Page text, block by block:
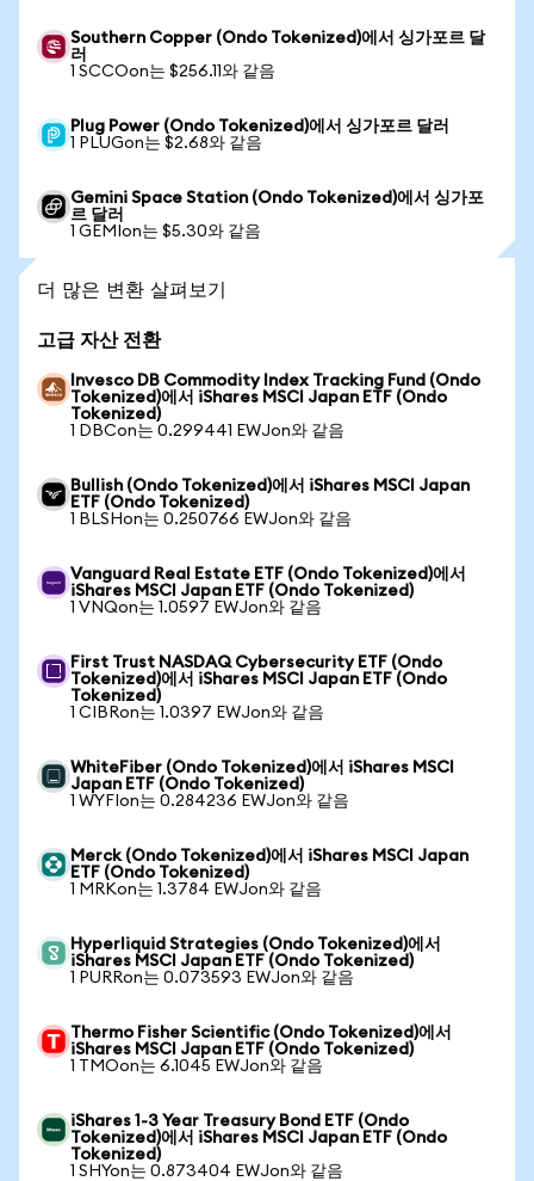
Southern Copper (Ondo Tokenized)에서 싱가포르 달
러
1 SCCOon는 $256.11와 같음
Plug Power (Ondo Tokenized)에서 싱가포르 달러
1 PLUGon는 $2.68와 같음
Gemini Space Station (Ondo Tokenized)에서 싱가포
르 달러
1 GEMIon는 $5.30와 같음
더 많은 변환 살펴보기
고급 자산 전환
Invesco DB Commodity Index Tracking Fund (Ondo
Tokenized)에서 iShares MSCI Japan ETF (Ondo
Tokenized)
1 DBCon는 0.299441 EWJon와 같음
Bullish (Ondo Tokenized)에서 iShares MSCI Japan
ETF (Ondo Tokenized)
1 BLSHon는 0.250766 EWJon와 같음
Vanguard Real Estate ETF (Ondo Tokenized)에서
iShares MSCI Japan ETF (Ondo Tokenized)
1 VNQon는 1.0597 EWJon와 같음
First Trust NASDAQ Cybersecurity ETF (Ondo
Tokenized)에서 iShares MSCI Japan ETF (Ondo
Tokenized)
1 CIBRon는 1.0397 EWJon와 같음
WhiteFiber (Ondo Tokenized)에서 iShares MSCI
Japan ETF (Ondo Tokenized)
1 WYFIon는 0.284236 EWJon와 같음
Merck (Ondo Tokenized)에서 iShares MSCI Japan
ETF (Ondo Tokenized)
1 MRKon는 1.3784 EWJon와 같음
Hyperliquid Strategies (Ondo Tokenized)에서
iShares MSCI Japan ETF (Ondo Tokenized)
1 PURRon는 0.073593 EWJon와 같음
Thermo Fisher Scientific (Ondo Tokenized)에서
iShares MSCI Japan ETF (Ondo Tokenized)
1 TMOon는 6.1045 EWJon와 같음
iShares 1-3 Year Treasury Bond ETF (Ondo
Tokenized)에서 iShares MSCI Japan ETF (Ondo
Tokenized)
1 SHYon는 0.873404 EWJon와 같음